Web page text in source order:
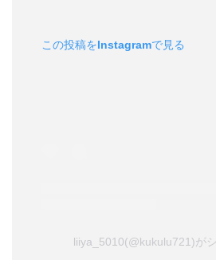
この投稿をInstagramで見る
liiya_5010(@kukulu721)が